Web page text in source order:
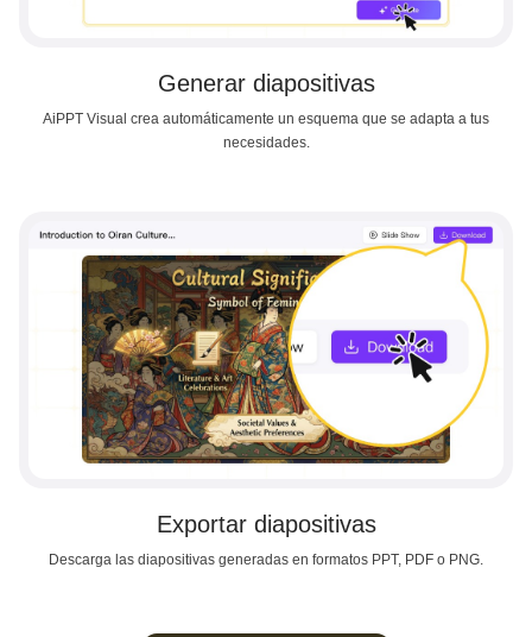
Generar diapositivas
AiPPT Visual crea automáticamente un esquema que se adapta a tus
necesidades.
Exportar diapositivas
Descarga las diapositivas generadas en formatos PPT, PDF o PNG.